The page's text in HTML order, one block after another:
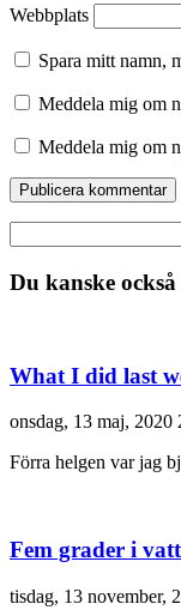
Webbplats
Spara mitt namn,
Meddela mig om
Meddela mig om
Du kanske
What I did last
onsdag, 13 maj, 2020
Förra helgen var jag
Fem grader i
tisdag, 13 november,